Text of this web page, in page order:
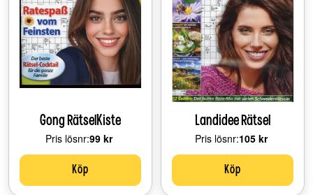
Gong RätselKiste
Pris lösnr:Price:
99 kr
Köp
Landidee Rätsel
Pris lösnr:Price:
105 kr
Köp